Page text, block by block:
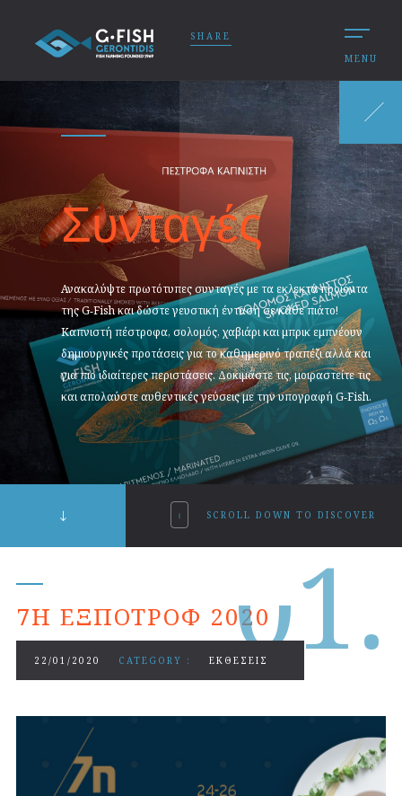
MENU
SHARE
Συνταγές
Ανακαλύψτε πρωτότυπες συνταγές με τα εκλεκτά προϊόντα
της G‑Fish και δώστε γευστική ένταση σε κάθε πιάτο!
Καπνιστή πέστροφα, σολομός, χαβιάρι και μπρικ εμπνέουν
δημιουργικές προτάσεις για το καθημερινό τραπέζι αλλά και
για πιο ιδιαίτερες περιστάσεις. Δοκιμάστε τις, μοιραστείτε τις
και απολαύστε αυθεντικές γεύσεις με την υπογραφή G‑Fish.
SCROLL DOWN TO DISCOVER
7Η ΕΞΠΟΤΡΟΦ 2020
22/01/2020 CATEGORY : ΕΚΘΕΣΕΙΣ
01.